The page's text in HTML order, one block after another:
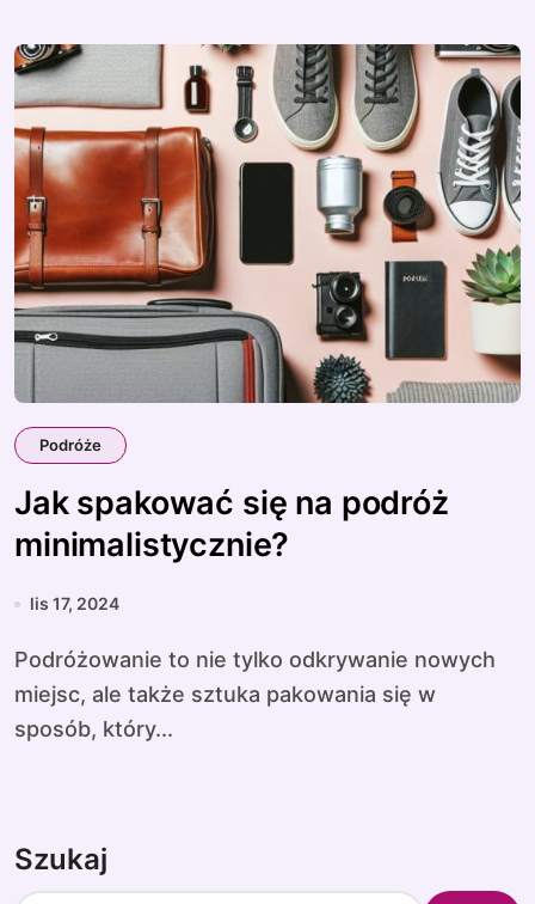
Podróże
Jak spakować się na podróż
minimalistycznie?
lis 17, 2024
Podróżowanie to nie tylko odkrywanie nowych
miejsc, ale także sztuka pakowania się w
sposób, który...
Szukaj